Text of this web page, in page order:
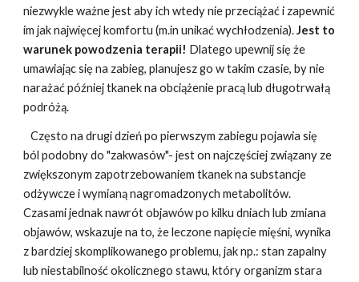
niezwykle ważne jest aby ich wtedy nie przeciążać i zapewnić
im jak najwięcej komfortu (m.in unikać wychłodzenia).Jest to
warunek powodzenia terapii! Dlatego upewnij się że
umawiając się na zabieg, planujesz go w takim czasie, by nie
narażać później tkanek na obciążenie pracą lub długotrwałą
podróżą.
Często na drugi dzień po pierwszym zabiegu pojawia się
ból podobny do "zakwasów"- jest on najczęściej związany ze
zwiększonym zapotrzebowaniem tkanek na substancje
odżywcze i wymianą nagromadzonych metabolitów.
Czasami jednak nawrót objawów po kilku dniach lub zmiana
objawów, wskazuje na to, że leczone napięcie mięśni, wynika
z bardziej skomplikowanego problemu, jak np.: stan zapalny
lub niestabilność okolicznego stawu, który organizm stara